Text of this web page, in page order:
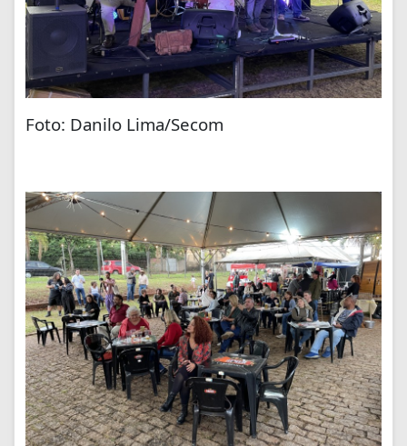
Foto: Danilo Lima/Secom